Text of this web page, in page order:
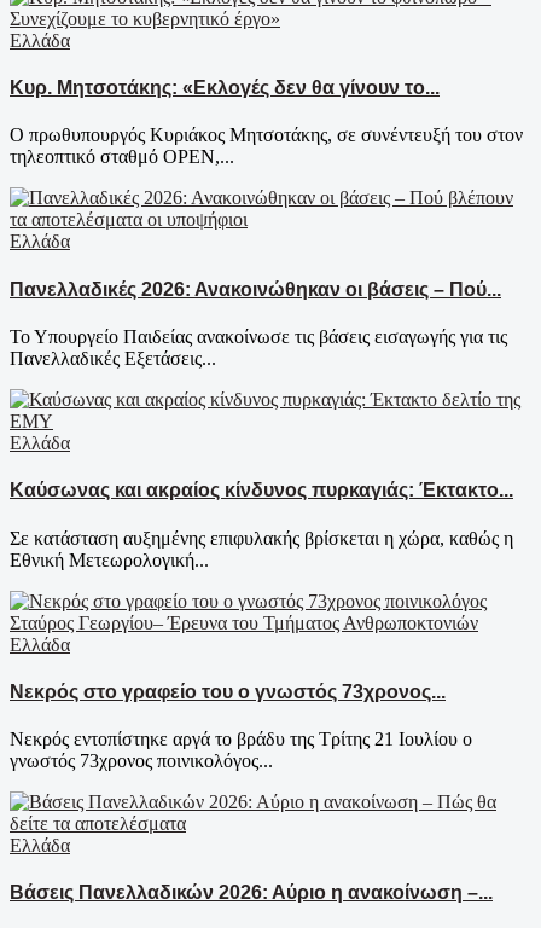
Ελλάδα
Κυρ. Μητσοτάκης: «Εκλογές δεν θα γίνουν το...
Ο πρωθυπουργός Κυριάκος Μητσοτάκης, σε συνέντευξή του στον
τηλεοπτικό σταθμό OPEN,...
Ελλάδα
Πανελλαδικές 2026: Ανακοινώθηκαν οι βάσεις – Πού...
Το Υπουργείο Παιδείας ανακοίνωσε τις βάσεις εισαγωγής για τις
Πανελλαδικές Εξετάσεις...
Ελλάδα
Καύσωνας και ακραίος κίνδυνος πυρκαγιάς: Έκτακτο...
Σε κατάσταση αυξημένης επιφυλακής βρίσκεται η χώρα, καθώς η
Εθνική Μετεωρολογική...
Ελλάδα
Νεκρός στο γραφείο του ο γνωστός 73χρονος...
Νεκρός εντοπίστηκε αργά το βράδυ της Τρίτης 21 Ιουλίου ο
γνωστός 73χρονος ποινικολόγος...
Ελλάδα
Βάσεις Πανελλαδικών 2026: Αύριο η ανακοίνωση –...